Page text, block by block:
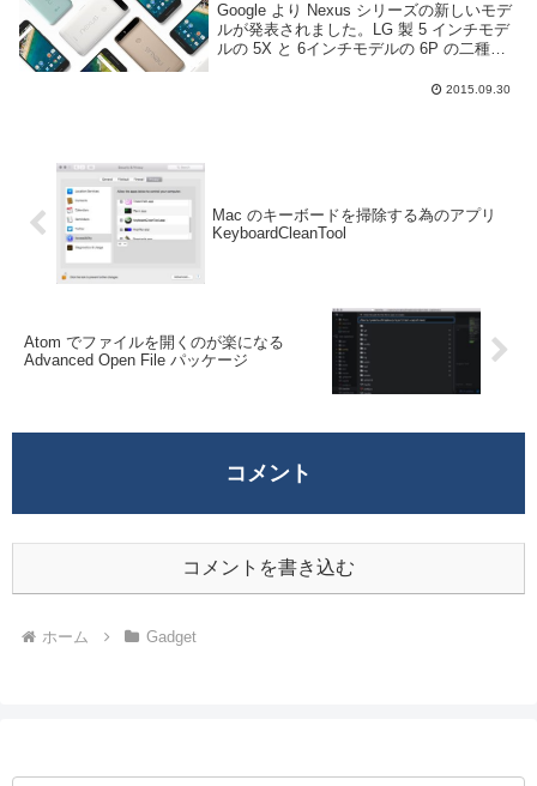
Google より Nexus シリーズの新しいモデ
ルが発表されました。LG 製 5 インチモデ
ルの 5X と 6インチモデルの 6P の二種
用に並べて記載した。 Nexus 5X Nexus
2015.09.30
Mac のキーボードを掃除する為のアプリ
KeyboardCleanTool
Atom でファイルを開くのが楽になる
Advanced Open File パッケージ
コメント
コメントを書き込む
ホーム Gadget